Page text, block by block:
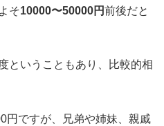
そ10000〜50000円前後だと
ということもあり、比較的相
円ですが、兄弟や姉妹、親戚